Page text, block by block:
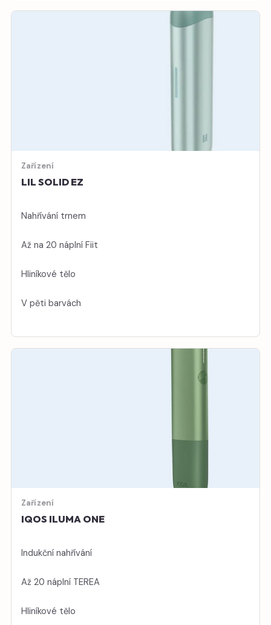
Zařízení
LIL SOLID EZ
Nahřívání trnem
Až na 20 náplní Fiit
Hliníkové tělo
V pěti barvách
Zařízení
IQOS ILUMA ONE
Indukční nahřívání
Až 20 náplní TEREA
Hliníkové tělo